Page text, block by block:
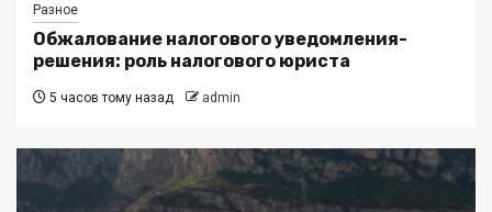
Разное
Обжалование налогового уведомления-
решения: роль налогового юриста
5 часов тому назад admin